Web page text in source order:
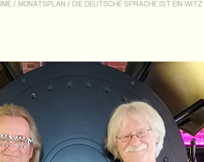
/ MONATSPLAN / DIE DEUTSCHE SPRACHE IST EIN WITZ